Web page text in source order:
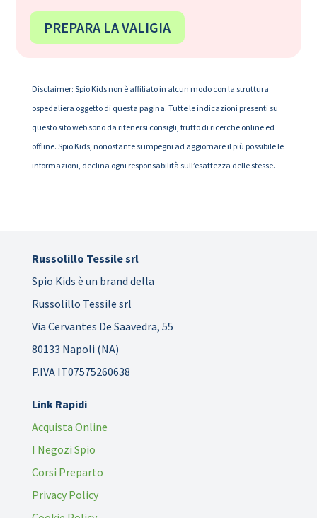
PREPARA LA VALIGIA
Disclaimer: Spio Kids non è affiliato in alcun modo con la struttura
ospedaliera oggetto di questa pagina. Tutte le indicazioni presenti su
questo sito web sono da ritenersi consigli, frutto di ricerche online ed
offline. Spio Kids, nonostante si impegni ad aggiornare il più possibile le
informazioni, declina ogni responsabilità sull’esattezza delle stesse.
Russolillo Tessile srl
Spio Kids è un brand della
Russolillo Tessile srl
Via Cervantes De Saavedra, 55
80133 Napoli (NA)
P.IVA IT07575260638
Link Rapidi
Acquista Online
I Negozi Spio
Corsi Preparto
Privacy Policy